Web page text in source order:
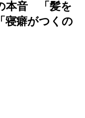
本音 「髪を
寝癖がつくの